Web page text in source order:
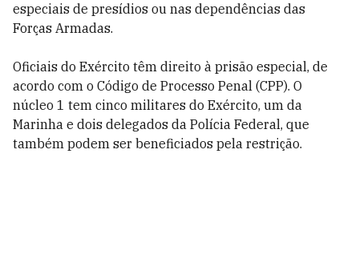
especiais de presídios ou nas dependências das
Forças Armadas.
Oficiais do Exército têm direito à prisão especial, de
acordo com o Código de Processo Penal (CPP). O
núcleo 1 tem cinco militares do Exército, um da
Marinha e dois delegados da Polícia Federal, que
também podem ser beneficiados pela restrição.